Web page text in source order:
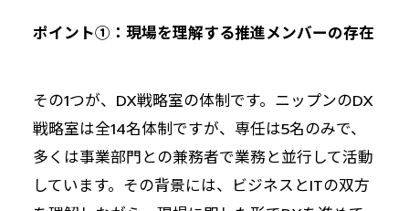
ポイント①：現場を理解する推進メンバーの存在
その1つが、DX戦略室の体制です。ニップンのDX
戦略室は全14名体制ですが、専任は5名のみで、
多くは事業部門との兼務者で業務と並行して活動
しています。その背景には、ビジネスとITの双方